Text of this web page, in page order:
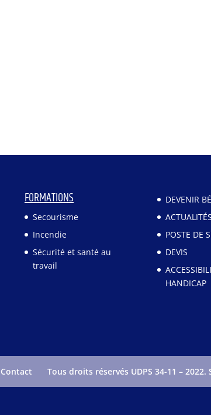
FORMATIONS
Secourisme
Incendie
Sécurité et santé au
travail
DEVENIR
ACTUALITÉS
POSTE DE
DEVIS
HANDICAP
Contact Tous droits réservés UDPS 34-11 –